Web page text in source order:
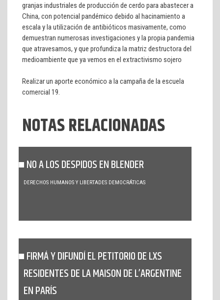
granjas industriales de producción de cerdo para abastecer a
China, con potencial pandémico debido al hacinamiento a
escala y la utilización de antibióticos masivamente, como
demuestran numerosas investigaciones y la propia pandemia
que atravesamos, y que profundiza la matriz destructora del
medioambiente que ya vemos en el extractivismo sojero
Realizar un aporte económico a la campaña de la escuela
comercial 19.
NOTAS RELACIONADAS
NO A LOS DESPIDOS EN BLENDER
DERECHOS HUMANOS Y LIBERTADES DEMOCRÁTICAS
FIRMÁ Y DIFUNDÍ EL PETITORIO DE LXS
RESIDENTES DE LA MAISON DE L’ARGENTINE
EN PARÍS